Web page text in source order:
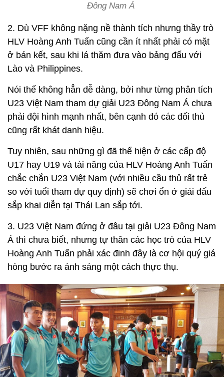
Đông Nam Á
2. Dù VFF không nặng nề thành tích nhưng thầy trò
HLV Hoàng Anh Tuấn cũng cần ít nhất phải có mặt
ở bán kết, sau khi lá thăm đưa vào bảng đấu với
Lào và Philippines.
Nói thế không hẳn dễ dàng, bởi như từng phân tích
U23 Việt Nam tham dự giải U23 Đông Nam Á chưa
phải đội hình mạnh nhất, bên cạnh đó các đối thủ
cũng rất khát danh hiệu.
Tuy nhiên, sau những gì đã thể hiện ở các cấp độ
U17 hay U19 và tài năng của HLV Hoàng Anh Tuấn
chắc chắn U23 Việt Nam (với nhiều cầu thủ rất trẻ
so với tuổi tham dự quy định) sẽ chơi ổn ở giải đấu
sắp khai diễn tại Thái Lan sắp tới.
3. U23 Việt Nam đứng ở đâu tại giải U23 Đông Nam
Á thì chưa biết, nhưng tự thân các học trò của HLV
Hoàng Anh Tuấn phải xác đinh đây là cơ hội quý giá
hòng bước ra ánh sáng một cách thực thụ.